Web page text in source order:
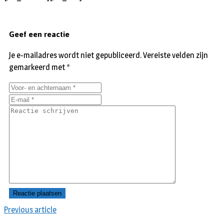
Previous article
Geef een reactie
Je e-mailadres wordt niet gepubliceerd.Vereiste velden zijn
gemarkeerd met *